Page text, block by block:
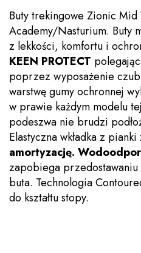
Buty trekingowe Zionic
Academy/Nasturium. Buty
z lekkości, komfortu i
KEEN PROTECT
poprzez wyposażenie
warstwę gumy ochronnej
w prawie każdym modelu
podeszwa nie brudzi
Elastyczna wkładka z
amortyzację.
zapobiega
buta. Technologia
do kształtu stopy.